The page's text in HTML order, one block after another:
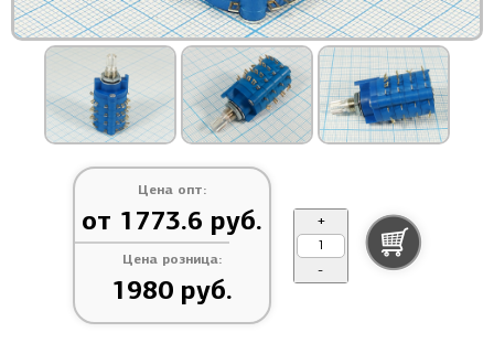
Цена опт:
от 1773.6 руб.
Цена розница:
1980 руб.
+
-